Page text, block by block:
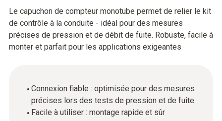
Le capuchon de compteur monotube permet de relier le kit
de contrôle à la conduite - idéal pour des mesures
précises de pression et de débit de fuite. Robuste, facile à
monter et parfait pour les applications exigeantes
Connexion fiable : optimisée pour des mesures
précises lors des tests de pression et de fuite
Facile à utiliser : montage rapide et sûr